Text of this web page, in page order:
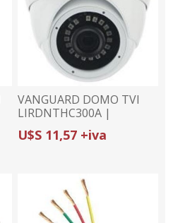
VANGUARD DOMO TVI
LIRDNTHC300A |
3MP/3.6MM | IR 20m
U$S 11,57 +iva